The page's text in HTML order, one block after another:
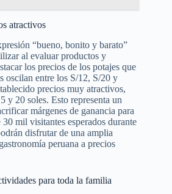
atractivos
“bueno, bonito y barato”
al evaluar productos y
los precios de los potajes que
oscilan entre los S/12, S/20 y
precios muy atractivos,
y 20 soles. Esto representa un
márgenes de ganancia para
mil visitantes esperados durante
disfrutar de una amplia
peruana a precios
para toda la familia